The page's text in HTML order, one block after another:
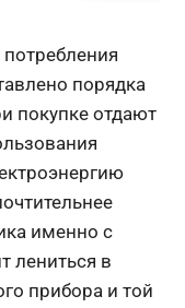
порядка
покупке отдают
именно с
лениться в
прибора и той